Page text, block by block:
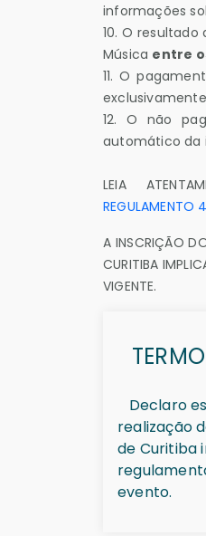
informações
10. O resultado
Música entre
11. O
12.
O não
automático da
LEIA
REGULAMENTO
A INSCRIÇÃO
CURITIBA
VIGENTE.
Declaro
realização de
de Curitiba
regulamento vigente, conforme
evento.